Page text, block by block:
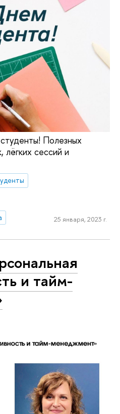
Полезных
лёгких сессий и
25 января, 2023 г.
и тайм-